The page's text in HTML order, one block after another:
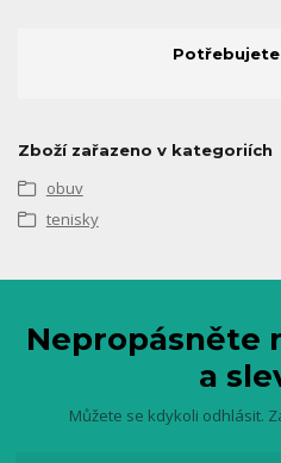
Zboží zařazeno v kategoriích
obuv
tenisky
Nepropásněte
a
Můžete se kdykoli odhlásit.